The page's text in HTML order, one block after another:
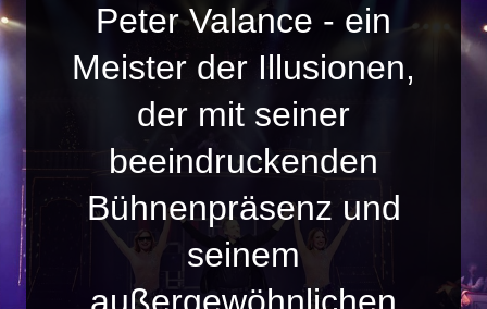
Peter Valance - ein
Meister der Illusionen,
der mit seiner
beeindruckenden
Bühnenpräsenz und
seinem